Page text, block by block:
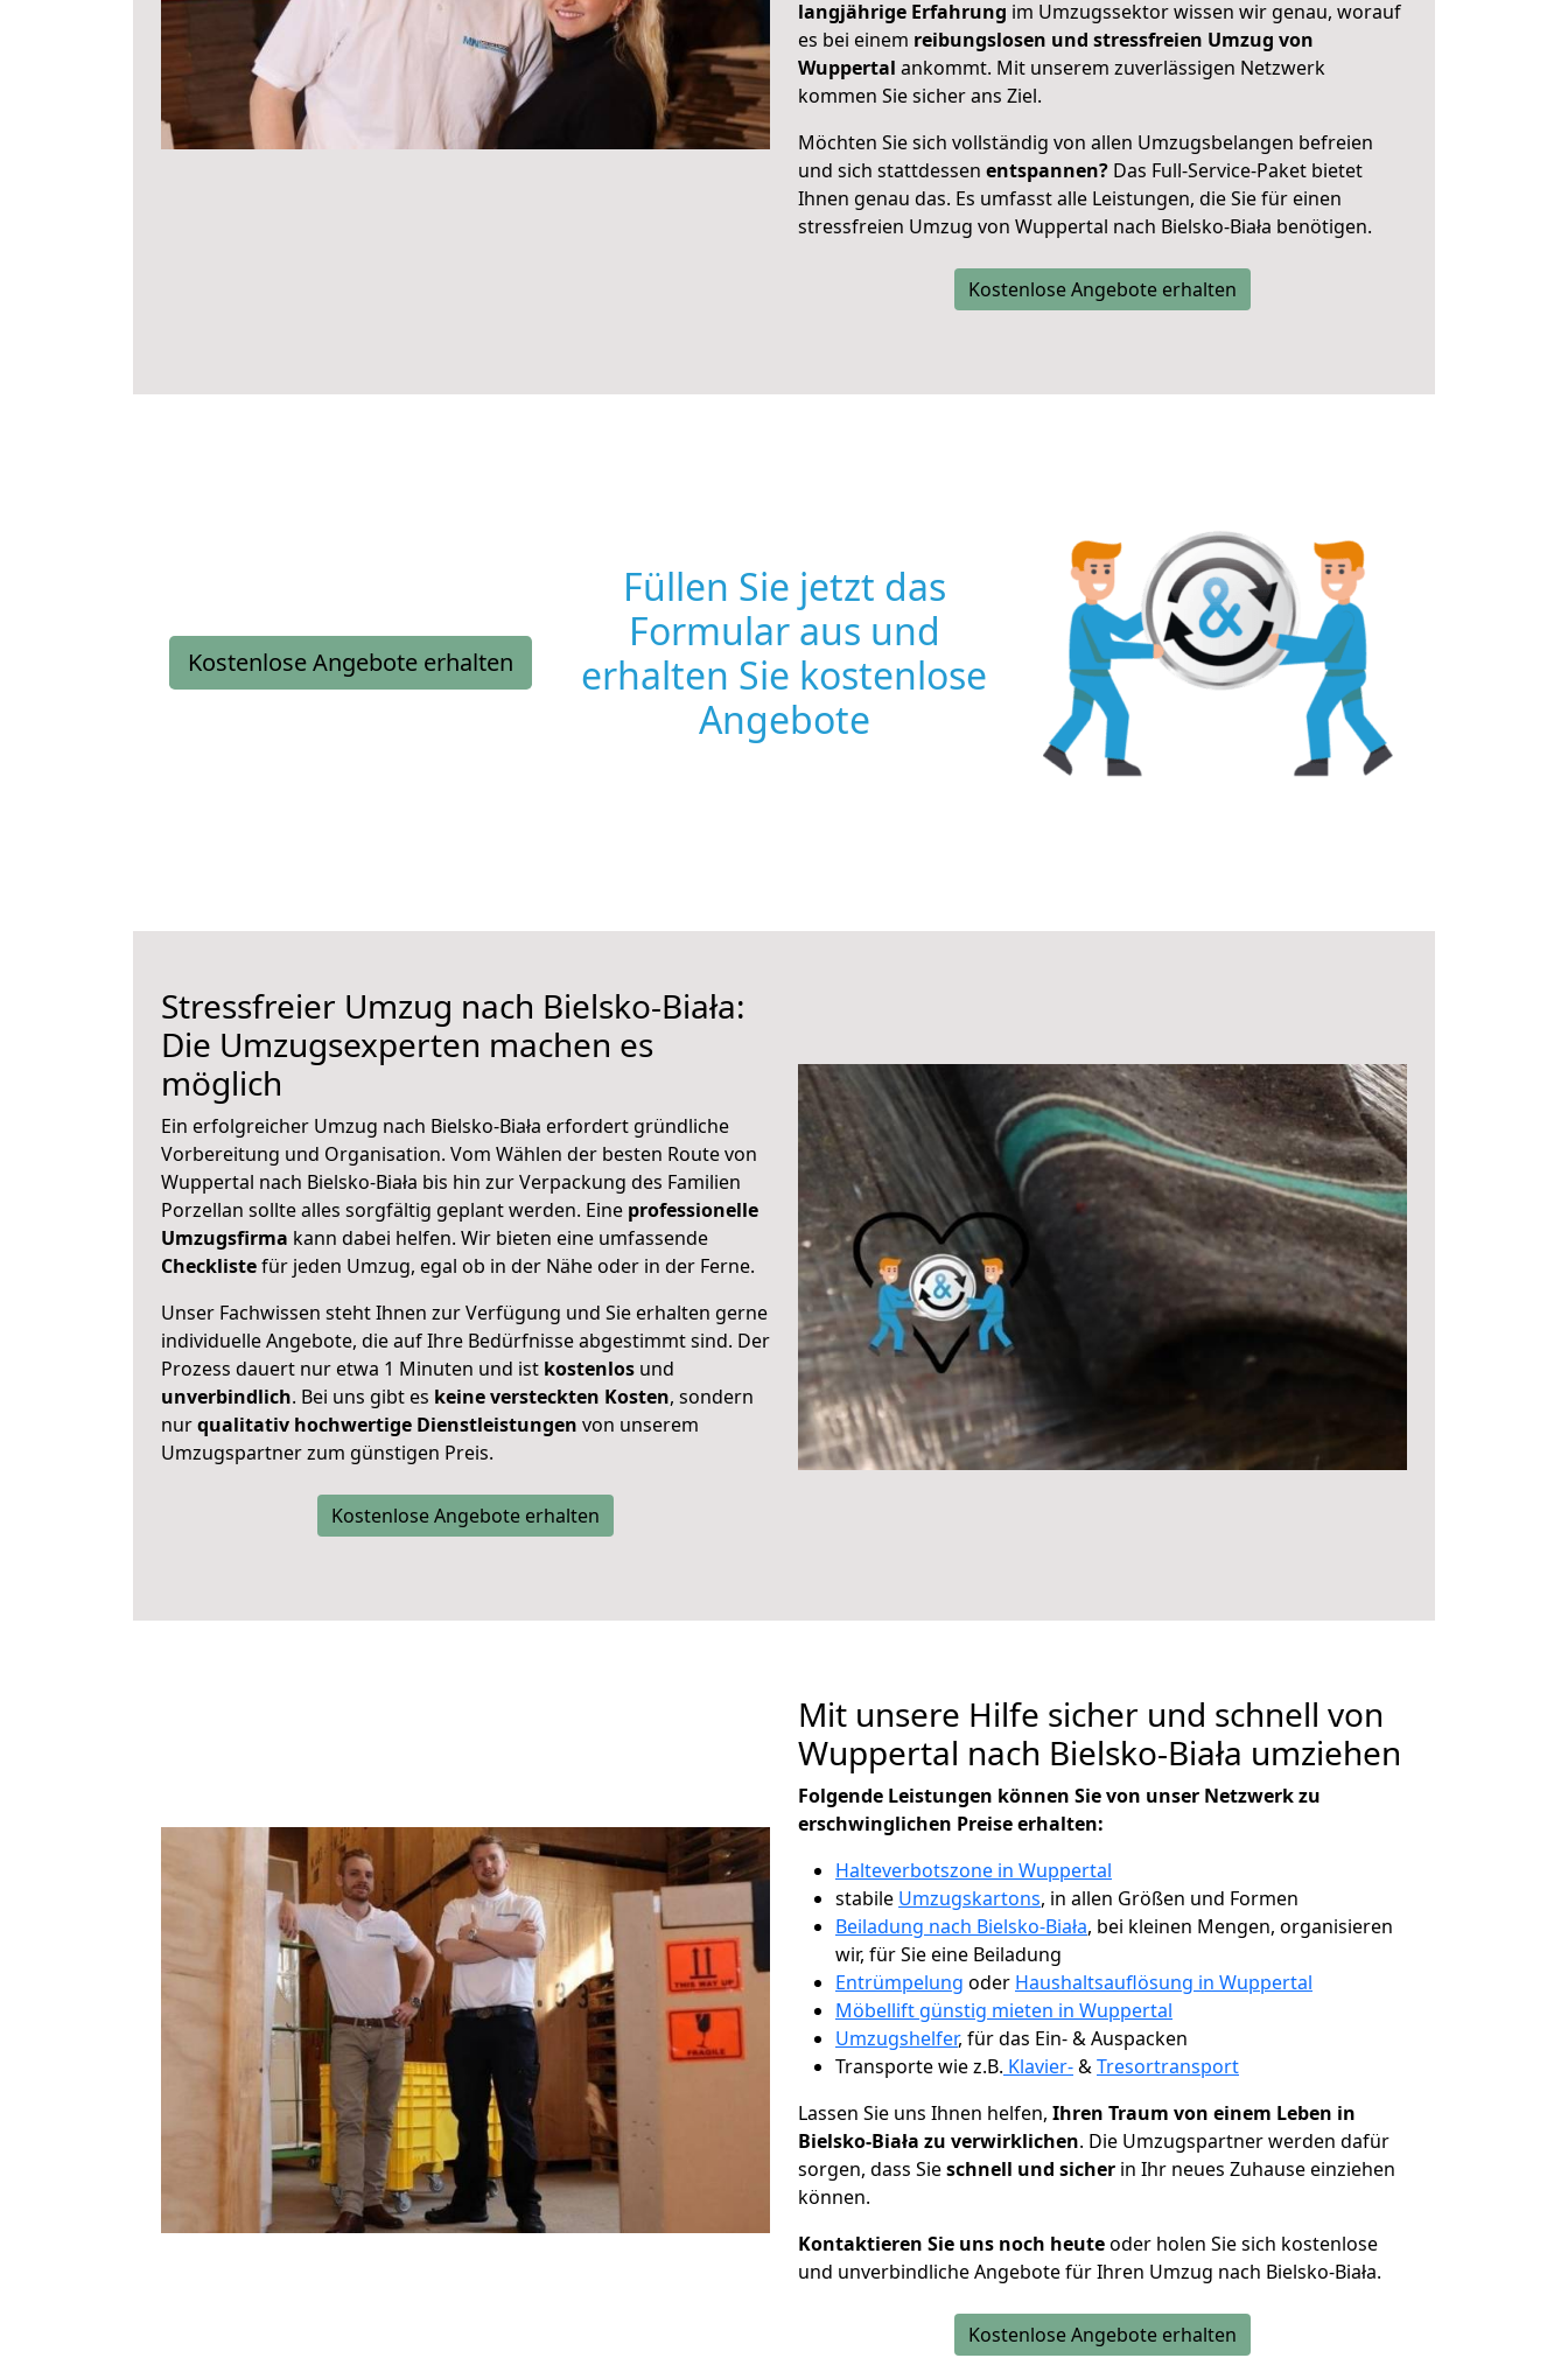
langjährige Erfahrung im Umzugssektor wissen wir genau, worauf
es bei einem reibungslosen und stressfreien Umzug von
Wuppertal ankommt. Mit unserem zuverlässigen Netzwerk
kommen Sie sicher ans Ziel.
Möchten Sie sich vollständig von allen Umzugsbelangen befreien
und sich stattdessen entspannen? Das Full-Service-Paket bietet
Ihnen genau das. Es umfasst alle Leistungen, die Sie für einen
stressfreien Umzug von Wuppertal nach Bielsko-Biała benötigen.
Kostenlose Angebote erhalten
Kostenlose Angebote erhalten
Füllen Sie jetzt das
Formular aus und
erhalten Sie kostenlose
Angebote
Stressfreier Umzug nach Bielsko-Biała:
Die Umzugsexperten machen es
möglich
Ein erfolgreicher Umzug nach Bielsko-Biała erfordert gründliche
Vorbereitung und Organisation. Vom Wählen der besten Route von
Wuppertal nach Bielsko-Biała bis hin zur Verpackung des Familien
Porzellan sollte alles sorgfältig geplant werden. Eine professionelle
Umzugsfirma kann dabei helfen. Wir bieten eine umfassende
Checklistefür jeden Umzug, egal ob in der Nähe oder in der Ferne.
Unser Fachwissen steht Ihnen zur Verfügung und Sie erhalten gerne
individuelle Angebote, die auf Ihre Bedürfnisse abgestimmt sind. Der
Prozess dauert nur etwa 1 Minuten und ist kostenlos und
unverbindlich. Bei uns gibt es keine versteckten Kosten, sondern
nurqualitativ hochwertige Dienstleistungen von unserem
Umzugspartner zum günstigen Preis.
Kostenlose Angebote erhalten
Mit unsere Hilfe sicher und schnell von
Wuppertal nach Bielsko-Biała umziehen
Folgende Leistungen können Sie von unser Netzwerk zu
erschwinglichen Preise erhalten:
Halteverbotszone in Wuppertal
stabile Umzugskartons, in allen Größen und Formen
Beiladung nach Bielsko-Biała, bei kleinen Mengen, organisieren
wir, für Sie eine Beiladung
Entrümpelung oder Haushaltsauflösung in Wuppertal
Möbellift günstig mieten in Wuppertal
Umzugshelfer, für das Ein- & Auspacken
Transporte wie z.B. Klavier-&Tresortransport
Lassen Sie uns Ihnen helfen, Ihren Traum von einem Leben in
Bielsko-Biała zu verwirklichen. Die Umzugspartner werden dafür
sorgen, dass Sieschnell und sicher in Ihr neues Zuhause einziehen
können.
Kontaktieren Sie uns noch heuteoder holen Sie sich kostenlose
und unverbindliche Angebote für Ihren Umzug nach Bielsko-Biała.
Kostenlose Angebote erhalten